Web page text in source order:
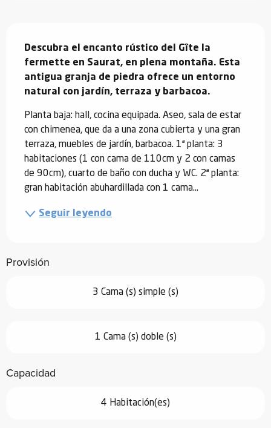
Descubra el encanto rústico del Gîte la
fermette en Saurat, en plena montaña. Esta
antigua granja de piedra ofrece un entorno
natural con jardín, terraza y barbacoa.
Planta baja: hall, cocina equipada. Aseo, sala de estar
con chimenea, que da a una zona cubierta y una gran
terraza, muebles de jardín, barbacoa. 1ª planta: 3
habitaciones (1 con cama de 110cm y 2 con camas
de 90cm), cuarto de baño con ducha y WC. 2ª planta:
gran habitación abuhardillada con 1 cama...
Seguir leyendo
Provisión
3 Cama (s) simple (s)
1 Cama (s) doble (s)
Capacidad
4 Habitación(es)